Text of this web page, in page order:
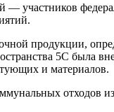
продукции,
5С была
и материалов.
отходов